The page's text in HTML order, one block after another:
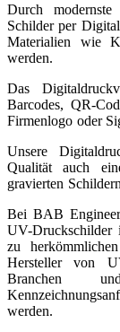
Durch
Schilder per
Materialien wie
werden.
Das
Barcodes, QR-
Firmenlogo oder
Unsere
Qualität auch
gravierten
Bei BAB
UV-Druckschilder
zu
Hersteller von
Branchen
werden.